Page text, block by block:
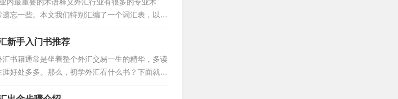
内最重要的术语释义外汇行业有很多的专业术
忘一些。本文我们特别汇编了一个词汇表，以尽
新手入门书推荐
书籍通常是坐着整个外汇交易一生的精华，多读
好处多多。那么，初学外汇看什么书？下面就是